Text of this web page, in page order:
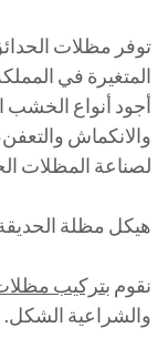
توفر مظلات
المتغيرة في
أجود أنواع الخشب
والانكماش
لصناعة المظلات
هيكل مظلة
نقوم بتركيب
والشراعية الشكل.